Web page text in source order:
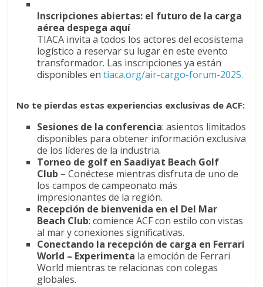
Inscripciones abiertas: el futuro de la carga
aérea despega aquí
TIACA invita a todos los actores del ecosistema
logístico a reservar su lugar en este evento
transformador. Las inscripciones ya están
disponibles entiaca.org/air-cargo-forum-2025.
No te pierdas estas experiencias exclusivas de ACF:
Sesiones de la conferencia: asientos limitados
disponibles para obtener información exclusiva
de los líderes de la industria.
Torneo de golf en Saadiyat Beach Golf
Club – Conéctese mientras disfruta de uno de
los campos de campeonato más
impresionantes de la región.
Recepción de bienvenida en el Del Mar
Beach Club: comience ACF con estilo con vistas
al mar y conexiones significativas.
Conectando la recepción de carga en Ferrari
World – Experimenta la emoción de Ferrari
World mientras te relacionas con colegas
globales.